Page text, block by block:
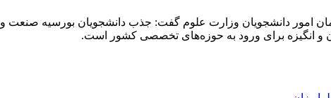
امور دانشجویان وزارت علوم گفت: جذب دانشجویان بورسیه
و انگیزه برای ورود به حوزه‌های تخصصی کشور است.